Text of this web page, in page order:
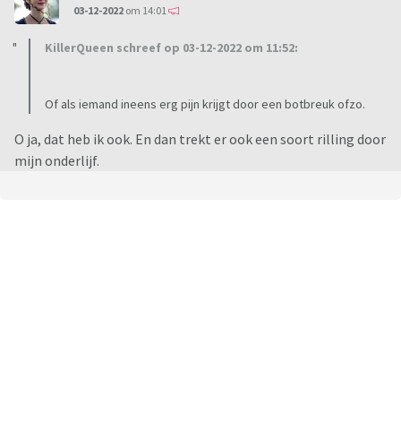
03-12-2022 om 14:01
KillerQueen schreef op 03-12-2022 om 11:52:
Of als iemand ineens erg pijn krijgt door een botbreuk ofzo.
O ja, dat heb ik ook. En dan trekt er ook een soort rilling door
mijn onderlijf.